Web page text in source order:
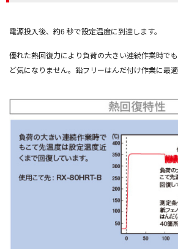
電源投入後、約6 秒で設定温度に到達します。
優れた熱回復力により負荷の大きい連続作業時で
ど気になりません。鉛フリーはんだ付け作業に最適